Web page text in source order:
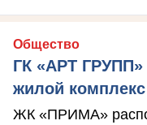
Общество
ГК «АРТ ГРУПП»
жилой
ЖК «ПРИМА»